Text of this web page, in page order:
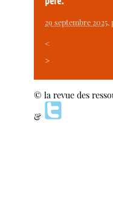
29 septembre 2025,
<
>
© la revue des
&